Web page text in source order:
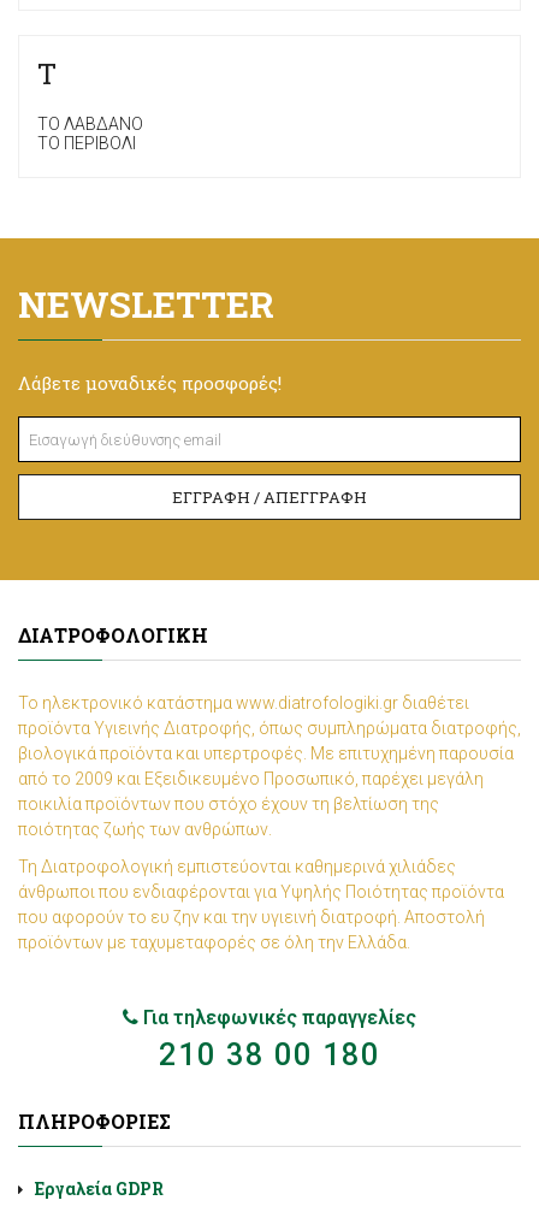
Τ
ΤΟ ΛΑΒΔΑΝΟ
ΤΟ ΠΕΡΙΒΟΛΙ
NEWSLETTER
Λάβετε μοναδικές προσφορές!
ΕΓΓΡΑΦΉ / ΑΠΕΓΓΡΑΦΉ
ΔΙΑΤΡΟΦΟΛΟΓΙΚΉ
Το ηλεκτρονικό κατάστημα www.diatrofologiki.gr διαθέτει
προϊόντα Υγιεινής Διατροφής, όπως συμπληρώματα διατροφής,
βιολογικά προϊόντα και υπερτροφές. Με επιτυχημένη παρουσία
από το 2009 και Εξειδικευμένο Προσωπικό, παρέχει μεγάλη
ποικιλία προϊόντων που στόχο έχουν τη βελτίωση της
ποιότητας ζωής των ανθρώπων.
Τη Διατροφολογική εμπιστεύονται καθημερινά χιλιάδες
άνθρωποι που ενδιαφέρονται για Υψηλής Ποιότητας προϊόντα
που αφορούν το ευ ζην και την υγιεινή διατροφή. Αποστολή
προϊόντων με ταχυμεταφορές σε όλη την Ελλάδα.
Για τηλεφωνικές παραγγελίες
210 38 00 180
ΠΛΗΡΟΦΟΡΊΕΣ
Εργαλεία GDPR